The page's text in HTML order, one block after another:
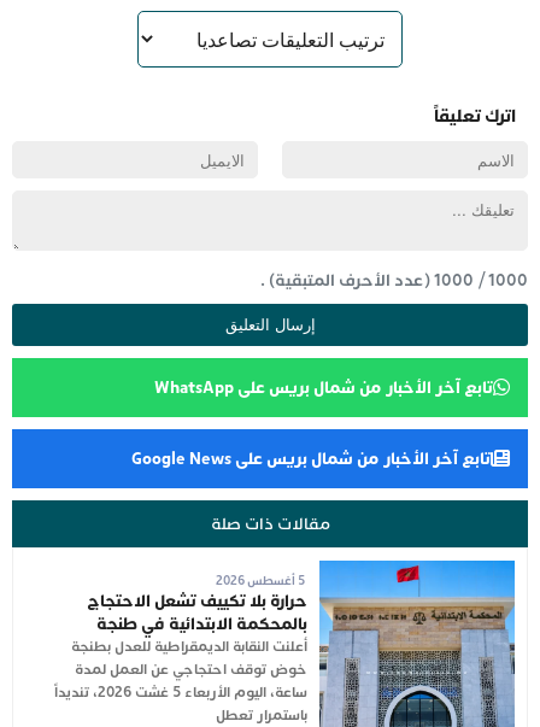
اترك تعليقاً
1000
/
1000(عدد الأحرف المتبقية) .
تابع آخر الأخبار من شمال بريس على WhatsApp
تابع آخر الأخبار من شمال بريس على Google News
مقالات ذات صلة
5 أغسطس 2026
حرارة بلا تكييف تشعل الاحتجاج
بالمحكمة الابتدائية في طنجة
أعلنت النقابة الديمقراطية للعدل بطنجة
خوض توقف احتجاجي عن العمل لمدة
ساعة، اليوم الأربعاء 5 غشت 2026، تنديداً
باستمرار تعطل